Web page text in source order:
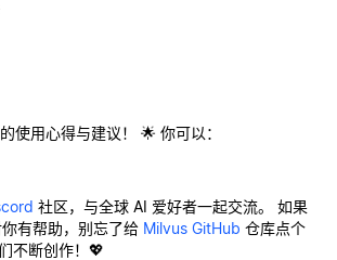
使用心得与建议！ 🌟 你可以：
社区，与全球 AI 爱好者一起交流。 如果
有帮助，别忘了给 Milvus GitHub 仓库点个
不断创作！💖